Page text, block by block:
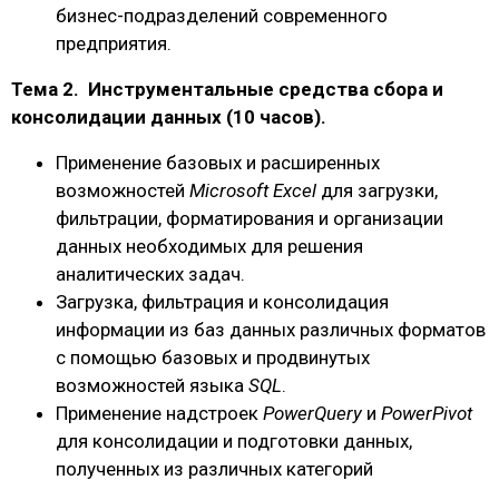
бизнес-подразделений современного
предприятия.
Тема 2. Инструментальные средства сбора и
консолидации данных (10 часов).
Применение базовых и расширенных
возможностей Microsoft Excel для загрузки,
фильтрации, форматирования и организации
данных необходимых для решения
аналитических задач.
Загрузка, фильтрация и консолидация
информации из баз данных различных форматов
с помощью базовых и продвинутых
возможностей языка SQL.
Применение надстроек PowerQueryи PowerPivot
для консолидации и подготовки данных,
полученных из различных категорий